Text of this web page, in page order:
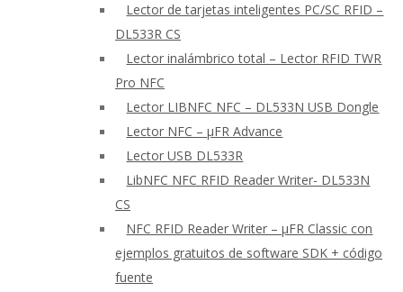
Lector de tarjetas inteligentes PC/SC RFID –
DL533R CS
Lector inalámbrico total – Lector RFID TWR
Pro NFC
Lector LIBNFC NFC – DL533N USB Dongle
Lector NFC – μFR Advance
Lector USB DL533R
LibNFC NFC RFID Reader Writer- DL533N
CS
NFC RFID Reader Writer – μFR Classic con
ejemplos gratuitos de software SDK + código
fuente